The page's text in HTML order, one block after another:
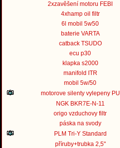
2xzavěšení motoru FEBI
4xhamp oil filtr
6l mobil 5w50
baterie VARTA
catback TSUDO
ecu p30
klapka s2000
manifold ITR
mobil 5w/50
motorove silenty vylepeny PU
NGK BKR7E-N-11
origo vzduchovy filtr
páska na svody
PLM Tri-Y Standard
příruby+trubka 2,5"